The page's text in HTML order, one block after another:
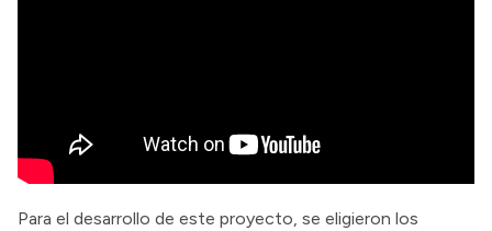
Para el desarrollo de este proyecto, se eligieron los